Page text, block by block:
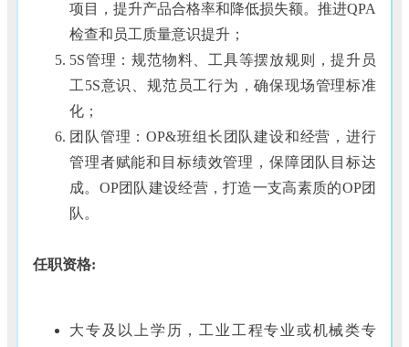
项目，提升产品合格率和降低损失额。推进QPA
检查和员工质量意识提升；
5S管理：规范物料、工具等摆放规则，提升员
工5S意识、规范员工行为，确保现场管理标准
化；
团队管理：OP&班组长团队建设和经营，进行
管理者赋能和目标绩效管理，保障团队目标达
成。OP团队建设经营，打造一支高素质的OP团
队。
任职资格:
大专及以上学历，工业工程专业或机械类专